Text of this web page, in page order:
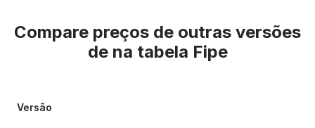
Compare preços de outras versões
de na tabela Fipe
Versão